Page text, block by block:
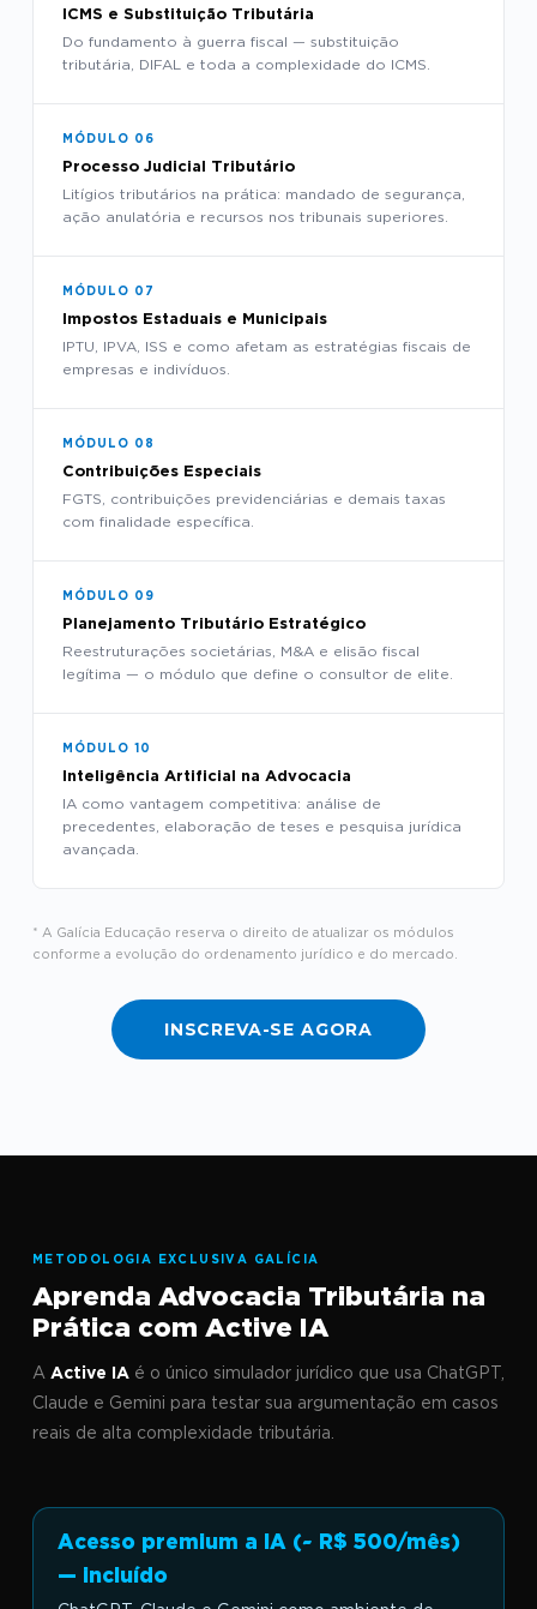
ICMS e Substituição Tributária
Do fundamento à guerra fiscal — substituição
tributária, DIFAL e toda a complexidade do ICMS.
MÓDULO 06
Processo Judicial Tributário
Litígios tributários na prática: mandado de segurança,
ação anulatória e recursos nos tribunais superiores.
MÓDULO 07
Impostos Estaduais e Municipais
IPTU, IPVA, ISS e como afetam as estratégias fiscais de
empresas e indivíduos.
MÓDULO 08
Contribuições Especiais
FGTS, contribuições previdenciárias e demais taxas
com finalidade específica.
MÓDULO 09
Planejamento Tributário Estratégico
Reestruturações societárias, M&A e elisão fiscal
legítima — o módulo que define o consultor de elite.
MÓDULO 10
Inteligência Artificial na Advocacia
IA como vantagem competitiva: análise de
precedentes, elaboração de teses e pesquisa jurídica
avançada.
* A Galícia Educação reserva o direito de atualizar os módulos
conforme a evolução do ordenamento jurídico e do mercado.
INSCREVA-SE AGORA
METODOLOGIA EXCLUSIVA GALÍCIA
Aprenda Advocacia Tributária na
Prática com Active IA
A Active IAé o único simulador jurídico que usa ChatGPT,
Claude e Gemini para testar sua argumentação em casos
reais de alta complexidade tributária.
Acesso premium a IA (~ R$ 500/mês)
— incluído